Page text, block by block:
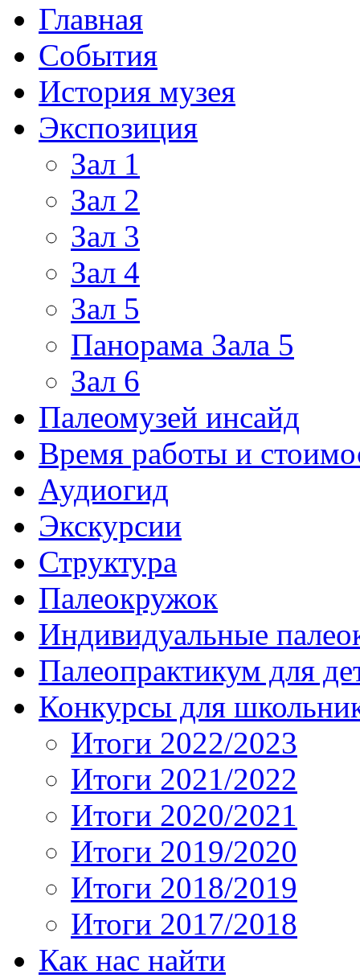
Главная
События
История музея
Экспозиция
Зал 1
Зал 2
Зал 3
Зал 4
Зал 5
Панорама Зала 5
Зал 6
Палеомузей инсайд
Время работы и
Аудиогид
Экскурсии
Структура
Палеокружок
Индивидуальные
Палеопрактикум для
Конкурсы для
Итоги 2022/2023
Итоги 2021/2022
Итоги 2020/2021
Итоги 2019/2020
Итоги 2018/2019
Итоги 2017/2018
Как нас найти